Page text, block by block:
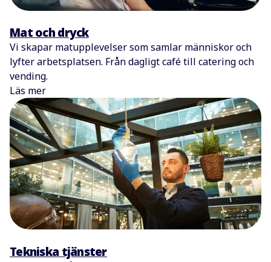
Mat och dryck
Vi skapar matupplevelser som samlar människor och
lyfter arbetsplatsen. Från dagligt café till catering och
vending.
Läs mer
Tekniska tjänster